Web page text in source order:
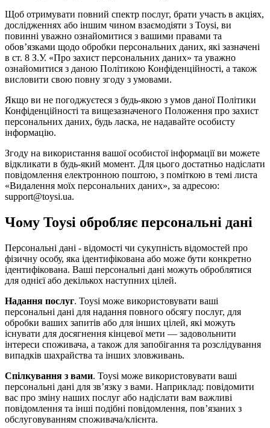
Щоб отримувати повний спектр послуг, брати участь в акціях,
дослідженнях або іншим чином взаємодіяти з Toysi, ви
повинні уважно ознайомитися з вашими правами та
обов’язками щодо обробки персональних даних, які зазначені
в ст. 8 З.У. «Про захист персональних даних» та уважно
ознайомитися з даною Політикою Конфіденційності, а також
висловити свою повну згоду з умовами.
Якщо ви не погоджуєтеся з будь-якою з умов даної Політики
Конфіденційності та вищезазначеного Положення про захист
персональних даних, будь ласка, не надавайте особисту
інформацію.
Згоду на використання вашої особистої інформації ви можете
відкликати в будь-який момент. Для цього достатньо надіслати
повідомлення електронною поштою, з поміткою в темі листа
«Видалення моїх персональних даних», за адресою:
support@toysi.ua.
Чому Toysi обробляє персональні дані
Персональні дані - відомості чи сукупність відомостей про
фізичну особу, яка ідентифікована або може бути конкретно
ідентифікована. Ваші персональні дані можуть оброблятися
для однієї або декількох наступних цілей.
Надання послуг. Toysi може використовувати ваші
персональні дані для надання повного обсягу послуг, для
обробки ваших запитів або для інших цілей, які можуть
існувати для досягнення кінцевої мети — задовольнити
інтереси споживача, а також для запобігання та розслідування
випадків шахрайства та інших зловживань.
Спілкування з вами. Toysi може використовувати ваші
персональні дані для зв’язку з вами. Наприклад: повідомити
вас про зміну наших послуг або надіслати вам важливі
повідомлення та інші подібні повідомлення, пов’язаних з
обслуговуванням споживача/клієнта.